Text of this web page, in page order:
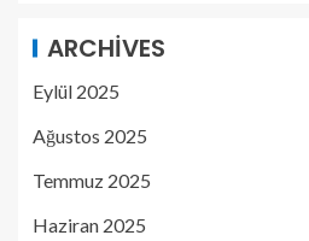
ARCHIVES
Eylül 2025
Ağustos 2025
Temmuz 2025
Haziran 2025